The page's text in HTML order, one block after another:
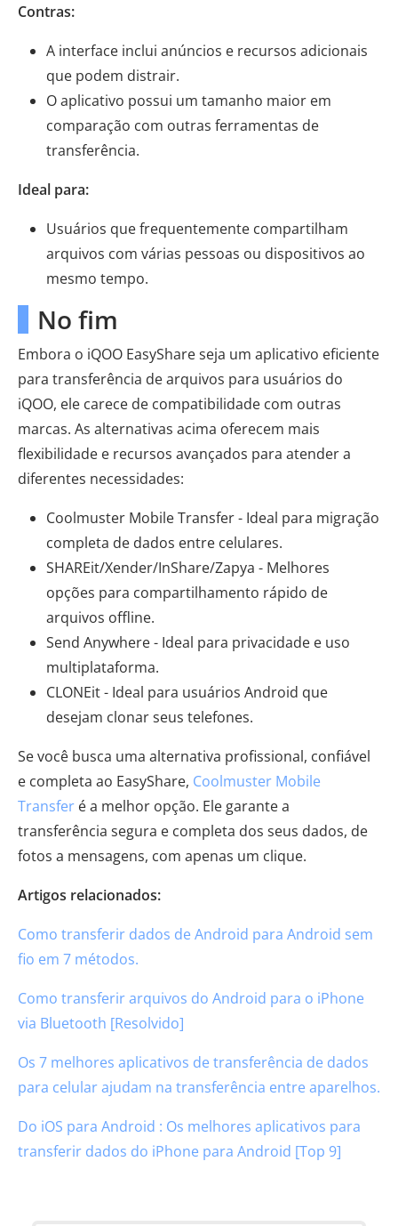
Contras:
A interface inclui anúncios e recursos adicionais
que podem distrair.
O aplicativo possui um tamanho maior em
comparação com outras ferramentas de
transferência.
Ideal para:
Usuários que frequentemente compartilham
arquivos com várias pessoas ou dispositivos ao
mesmo tempo.
No fim
Embora o iQOO EasyShare seja um aplicativo eficiente
para transferência de arquivos para usuários do
iQOO, ele carece de compatibilidade com outras
marcas. As alternativas acima oferecem mais
flexibilidade e recursos avançados para atender a
diferentes necessidades:
Coolmuster Mobile Transfer - Ideal para migração
completa de dados entre celulares.
SHAREit/Xender/InShare/Zapya - Melhores
opções para compartilhamento rápido de
arquivos offline.
Send Anywhere - Ideal para privacidade e uso
multiplataforma.
CLONEit - Ideal para usuários Android que
desejam clonar seus telefones.
Se você busca uma alternativa profissional, confiável
e completa ao EasyShare, Coolmuster Mobile
Transfer é a melhor opção. Ele garante a
transferência segura e completa dos seus dados, de
fotos a mensagens, com apenas um clique.
Artigos relacionados:
Como transferir dados de Android para Android sem
fio em 7 métodos.
Como transferir arquivos do Android para o iPhone
via Bluetooth [Resolvido]
Os 7 melhores aplicativos de transferência de dados
para celular ajudam na transferência entre aparelhos.
Do iOS para Android : Os melhores aplicativos para
transferir dados do iPhone para Android [Top 9]